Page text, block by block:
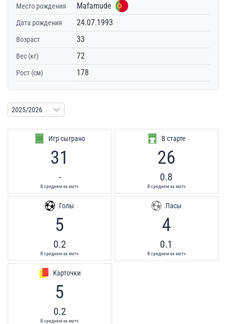
Место рождения Mafamude
Дата рождения 24.07.1993
Возраст 33
Вес (кг) 72
Рост (см) 178
Игр сыграно
31
-
В среднем за матч
В старте
26
0.8
В среднем за матч
Голы
5
0.2
В среднем за матч
Пасы
4
0.1
В среднем за матч
Карточки
5
0.2
В среднем за матч